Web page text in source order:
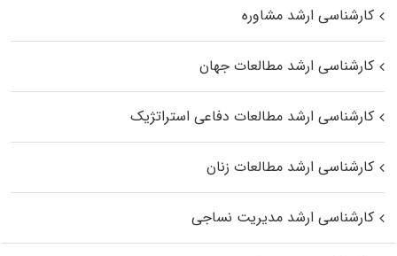
کارشناسی ارشد مشاوره
کارشناسی ارشد مطالعات جهان
کارشناسی ارشد مطالعات دفاعی استراتژیک
کارشناسی ارشد مطالعات زنان
کارشناسی ارشد مدیریت نساجی